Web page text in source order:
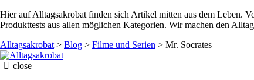
Hier auf Alltagsakrobat finden sich Artikel mitten aus dem Leben.
Produkttests aus allen möglichen Kategorien. Wir machen den
Alltagsakrobat> Blog > Filme und Serien > Mr. Socrates
Alltagsakrobat
close